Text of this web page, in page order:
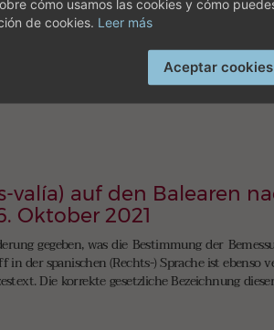
Minderjährigen als (zumindest Mit-)
aber auch zur Vermeidung einer
zum Ende durchdacht und sinnvoll ist und die
valía) auf den Balearen
Oktober 2021
gegeben, was die Bestimmung der
in der spanischen (Rechts-) Sprache ist ebenso
Die korrekte gesetzliche Bezeichnung
cómo usamos las cookies y cómo
de cookies. Leer más
Aceptar cookies